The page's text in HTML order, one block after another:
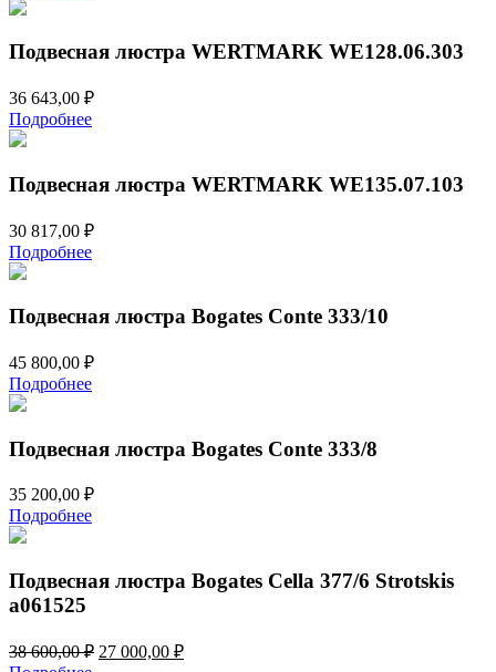
Подвесная люстра WERTMARK WE128.06.303
36 643,00 ₽
Подробнее
Подвесная люстра WERTMARK WE135.07.103
30 817,00 ₽
Подробнее
Подвесная люстра Bogates Conte 333/10
45 800,00 ₽
Подробнее
Подвесная люстра Bogates Conte 333/8
35 200,00 ₽
Подробнее
Подвесная люстра Bogates Cella 377/6 Strotskis
a061525
38 600,00₽ Первоначальная
27 000,00 ₽Текущая